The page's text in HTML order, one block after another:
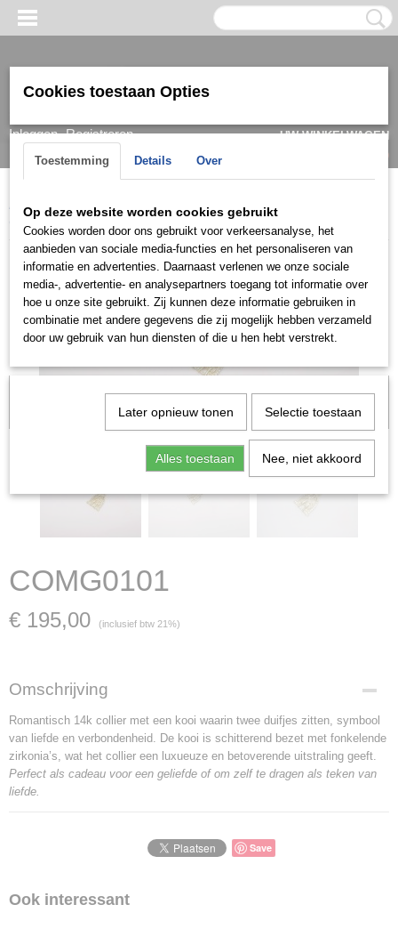
Inloggen Registreren
UW WINKELWAGEN
(0)
Home > Ketting & Collier > Dames> Collier >Collier mini
COMG0101
Let op: het kan voorkomen dat het product onlangs in de zaak is
verkocht; in dat geval nemen wij contact met u op.
COMG0101
€ 195,00 (inclusief btw 21%)
Omschrijving
Romantisch 14k collier met een kooi waarin twee duifjes zitten, symbool
van liefde en verbondenheid. De kooi is schitterend bezet met fonkelende
zirkonia’s, wat het collier een luxueuze en betoverende uitstraling geeft.
Perfect als cadeau voor een geliefde of om zelf te dragen als teken van
liefde.
Save
Ook interessant
Cookies toestaan Opties
Toestemming Details Over
Op deze website worden cookies gebruikt
Cookies worden door ons gebruikt voor verkeersanalyse, het
aanbieden van sociale media-functies en het personaliseren van
informatie en advertenties. Daarnaast verlenen we onze sociale
media-, advertentie- en analysepartners toegang tot informatie over
hoe u onze site gebruikt. Zij kunnen deze informatie gebruiken in
combinatie met andere gegevens die zij mogelijk hebben verzameld
door uw gebruik van hun diensten of die u hen hebt verstrekt.
Later opnieuw tonen Selectie toestaan
Alles toestaan Nee, niet akkoord